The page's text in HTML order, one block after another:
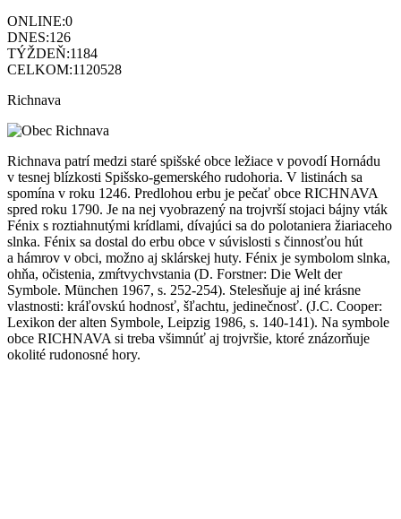
ONLINE:0
DNES:126
TÝŽDEŇ:1184
CELKOM:1120528
Richnava
Richnava patrí medzi staré spišské obce ležiace v povodí Hornádu
v tesnej blízkosti Spišsko-gemerského rudohoria. V listinách sa
spomína v roku 1246. Predlohou erbu je pečať obce RICHNAVA
spred roku 1790. Je na nej vyobrazený na trojvrší stojaci bájny vták
Fénix s roztiahnutými krídlami, dívajúci sa do polotaniera žiariaceho
slnka. Fénix sa dostal do erbu obce v súvislosti s činnosťou hút
a hámrov v obci, možno aj sklárskej huty. Fénix je symbolom slnka,
ohňa, očistenia, zmŕtvychvstania (D. Forstner: Die Welt der
Symbole. München 1967, s. 252-254). Stelesňuje aj iné krásne
vlastnosti: kráľovskú hodnosť, šľachtu, jedinečnosť. (J.C. Cooper:
Lexikon der alten Symbole, Leipzig 1986, s. 140-141). Na symbole
obce RICHNAVA si treba všimnúť aj trojvršie, ktoré znázorňuje
okolité rudonosné hory.